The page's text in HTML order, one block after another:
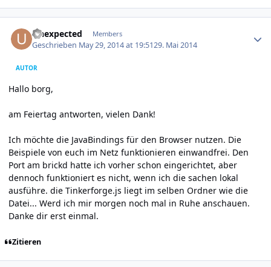
Unexpected Members
Geschrieben May 29, 2014 at 19:5129. Mai 2014
AUTOR
Hallo borg,
am Feiertag antworten, vielen Dank!
Ich möchte die JavaBindings für den Browser nutzen. Die
Beispiele von euch im Netz funktionieren einwandfrei. Den
Port am brickd hatte ich vorher schon eingerichtet, aber
dennoch funktioniert es nicht, wenn ich die sachen lokal
ausführe. die Tinkerforge.js liegt im selben Ordner wie die
Datei... Werd ich mir morgen noch mal in Ruhe anschauen.
Danke dir erst einmal.
Zitieren